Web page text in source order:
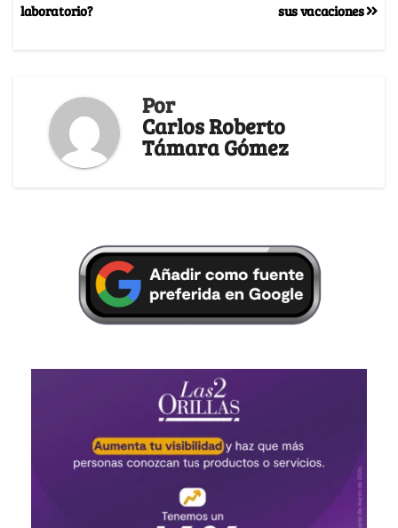
sus vacaciones
laboratorio?
Por
Carlos Roberto
Támara Gómez